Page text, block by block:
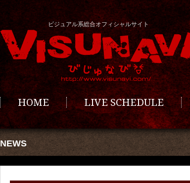
ビジュアル系総合オフィシャルサイト
HOME LIVE SCHEDULE
NEWS